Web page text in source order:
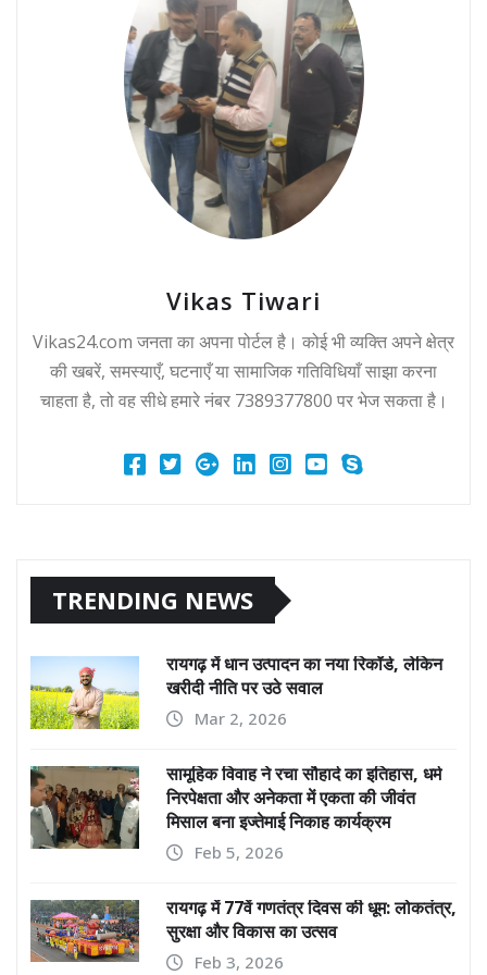
Vikas Tiwari
Vikas24.com जनता का अपना पोर्टल है। कोई भी व्यक्ति अपने क्षेत्र
की खबरें, समस्याएँ, घटनाएँ या सामाजिक गतिविधियाँ साझा करना
चाहता है, तो वह सीधे हमारे नंबर 7389377800 पर भेज सकता है।
TRENDING NEWS
रायगढ़ में धान उत्पादन का नया रिकॉर्ड, लेकिन
खरीदी नीति पर उठे सवाल
Mar 2, 2026
सामूहिक विवाह ने रचा सौहार्द का इतिहास, धर्म
निरपेक्षता और अनेकता में एकता की जीवंत
मिसाल बना इज्तेमाई निकाह कार्यक्रम
Feb 5, 2026
रायगढ़ में 77वें गणतंत्र दिवस की धूम: लोकतंत्र,
सुरक्षा और विकास का उत्सव
Feb 3, 2026